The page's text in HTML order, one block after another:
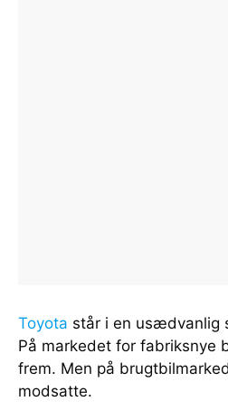
Toyota står i en usædvanlig
På markedet for fabriksnye
frem. Men på
modsatte.